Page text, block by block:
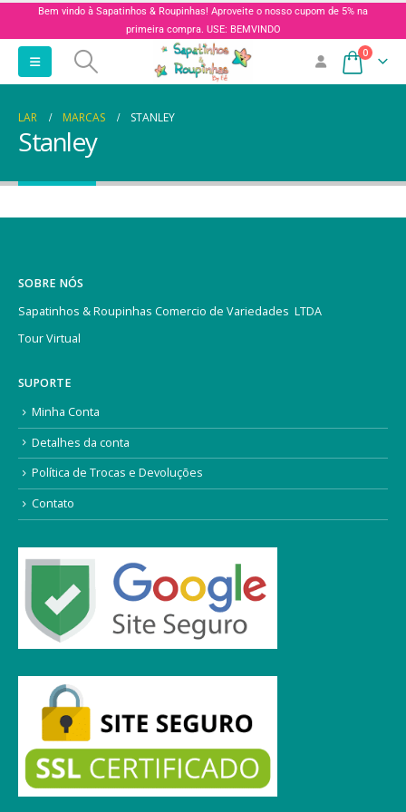
Bem vindo à Sapatinhos & Roupinhas! Aproveite o nosso cupom de 5% na
primeira compra. USE: BEMVINDO
0
LAR MARCAS STANLEY
Stanley
SOBRE NÓS
Sapatinhos & Roupinhas Comercio de Variedades LTDA
Tour Virtual
SUPORTE
Minha Conta
Detalhes da conta
Política de Trocas e Devoluções
Contato